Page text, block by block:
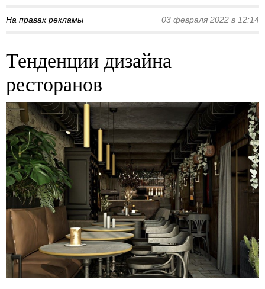
На правах рекламы 03 февраля 2022 в 12:14
Тенденции дизайна
ресторанов